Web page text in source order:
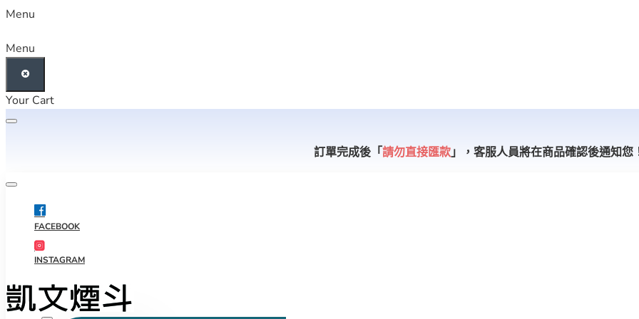
Menu
Menu
Your Cart
訂單完成後「請勿直接匯款 」， 客服人員將在商品確認後通知您
FACEBOOK
INSTAGRAM